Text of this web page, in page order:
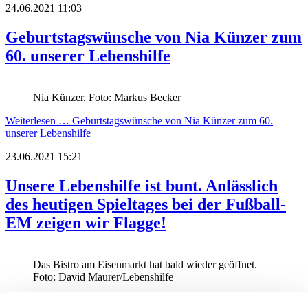
24.06.2021 11:03
Geburtstagswünsche von Nia Künzer zum
60. unserer Lebenshilfe
Nia Künzer. Foto: Markus Becker
Weiterlesen … Geburtstagswünsche von Nia Künzer zum 60.
unserer Lebenshilfe
23.06.2021 15:21
Unsere Lebenshilfe ist bunt. Anlässlich
des heutigen Spieltages bei der Fußball-
EM zeigen wir Flagge!
Das Bistro am Eisenmarkt hat bald wieder geöffnet.
Foto: David Maurer/Lebenshilfe